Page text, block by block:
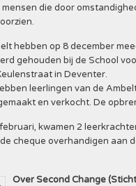
die door
hebben op 8 december
gehouden bij de School
in Deventer.
leerlingen van de
en verkocht. De
kwamen 2
cheque overhandigen aan
Over Second Change